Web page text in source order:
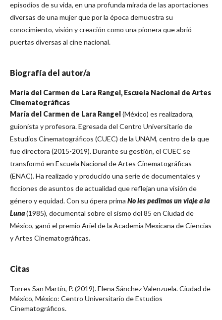
episodios de su vida, en una profunda mirada de las aportaciones
diversas de una mujer que por la época demuestra su
conocimiento, visión y creación como una pionera que abrió
puertas diversas al cine nacional.
Biografía del autor/a
María del Carmen de Lara Rangel, Escuela Nacional de Artes
Cinematográficas
María del Carmen de Lara Rangel(México) es realizadora,
guionista y profesora. Egresada del Centro Universitario de
Estudios Cinematográficos (CUEC) de la UNAM, centro de la que
fue directora (2015-2019). Durante su gestión, el CUEC se
transformó en Escuela Nacional de Artes Cinematográficas
(ENAC). Ha realizado y producido una serie de documentales y
ficciones de asuntos de actualidad que reflejan una visión de
género y equidad. Con su ópera prima No les pedimos un viaje a la
Luna(1985), documental sobre el sismo del 85 en Ciudad de
México, ganó el premio Ariel de la Academia Mexicana de Ciencias
y Artes Cinematográficas.
Citas
Torres San Martín, P. (2019). Elena Sánchez Valenzuela. Ciudad de
México, México: Centro Universitario de Estudios
Cinematográficos.